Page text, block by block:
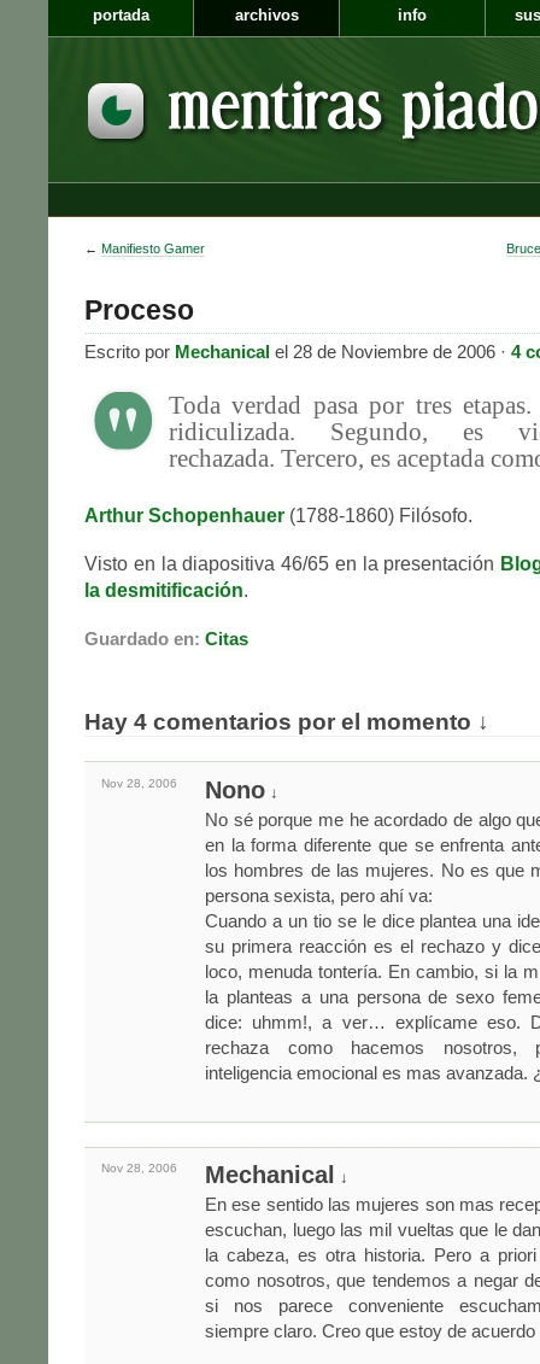
portada archivos info
← Manifiesto Gamer
Proceso
Escrito por Mechanical el 28 de Noviembre de 2006 · 4
Toda verdad pasa por tres
ridiculizada. Segundo, es
rechazada. Tercero, es aceptada
Arthur Schopenhauer (1788-1860) Filósofo.
Visto en la diapositiva 46/65 en la presentación
la desmitificación.
Guardado en: Citas
Hay 4 comentarios por el momento ↓
Nov 28, 2006 Nono ↓
No sé porque me he acordado de algo
en la forma diferente que se enfrenta
los hombres de las mujeres. No es que
persona sexista, pero ahí va:
Cuando a un tio se le dice plantea una
su primera reacción es el rechazo y
loco, menuda tontería. En cambio, si la
la planteas a una persona de sexo
dice: uhmm!, a ver… explícame eso.
rechaza como hacemos nosotros,
inteligencia emocional es mas avanzada.
Nov 28, 2006 Mechanical ↓
En ese sentido las mujeres son mas
escuchan, luego las mil vueltas que le
la cabeza, es otra historia. Pero a
como nosotros, que tendemos a negar
si nos parece conveniente
siempre claro. Creo que estoy de